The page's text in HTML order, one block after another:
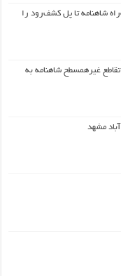
شاهنامه تا پل کشف‌رود را
تقاطع غیرهمسطح شاهنامه به
مشهد